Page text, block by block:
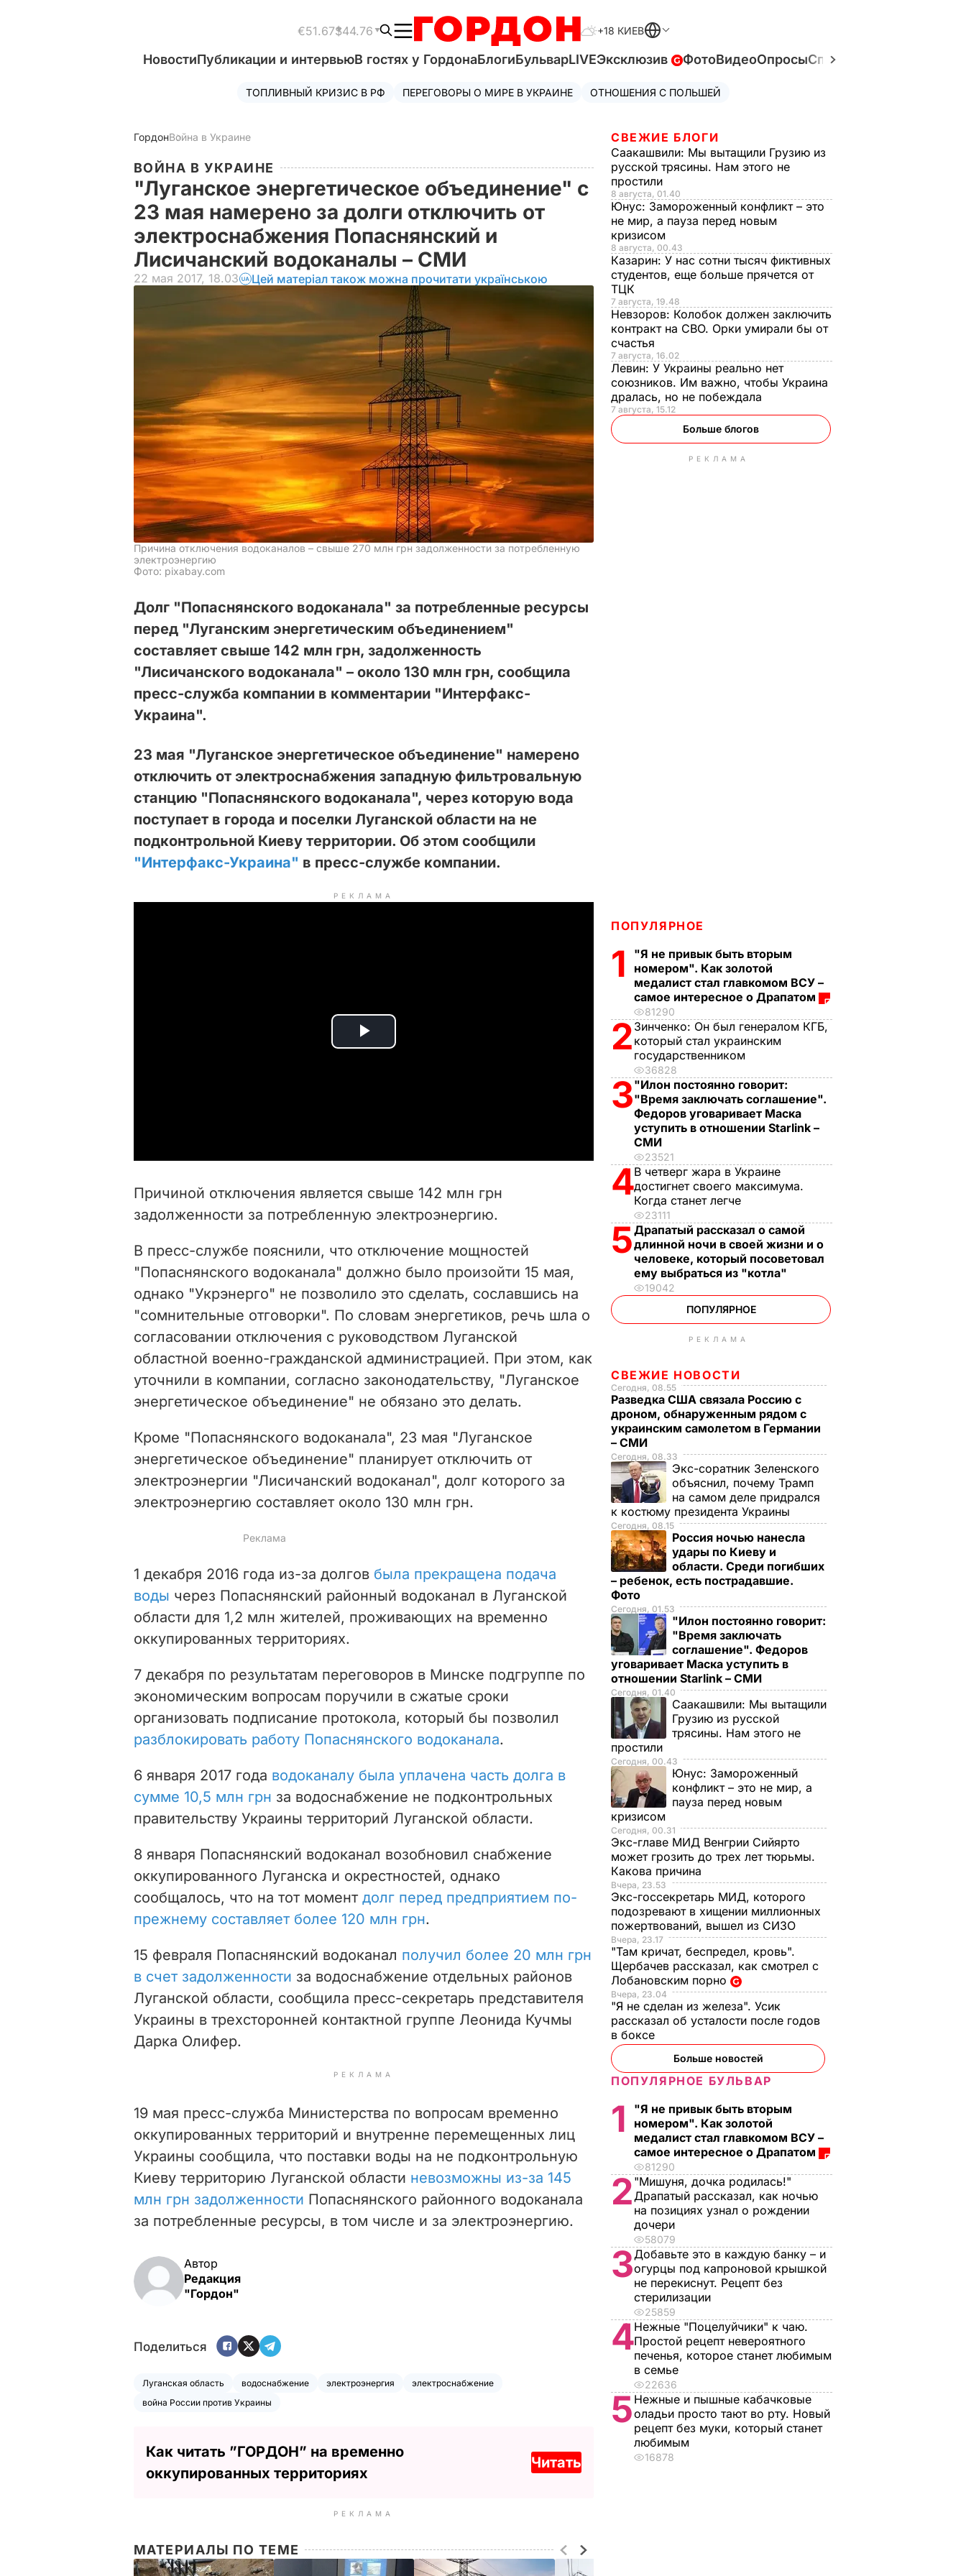
€51.67$44.76 +18 КИЕВ
НовостиПубликации и интервьюВ гостях у ГордонаБлогиБульварLIVEЭксклюзив ФотоВидеоОпросыСпецпроекты
ТОПЛИВНЫЙ КРИЗИС В РФ ПЕРЕГОВОРЫ О МИРЕ В УКРАИНЕ ОТНОШЕНИЯ С ПОЛЬШЕЙ
ГордонВойна в Украине
ВОЙНА В УКРАИНЕ
"Луганское энергетическое объединение" с
23 мая намерено за долги отключить от
электроснабжения Попаснянский и
Лисичанский водоканалы – СМИ
22 мая 2017, 18.03 Цей матеріал також можна прочитати українською
Причина отключения водоканалов – свыше 270 млн грн задолженности за потребленную
электроэнергию
Фото: pixabay.com
Долг "Попаснянского водоканала" за потребленные ресурсы
перед "Луганским энергетическим объединением"
составляет свыше 142 млн грн, задолженность
"Лисичанского водоканала" – около 130 млн грн, сообщила
пресс-служба компании в комментарии "Интерфакс-
Украина".
23 мая "Луганское энергетическое объединение" намерено
отключить от электроснабжения западную фильтровальную
станцию "Попаснянского водоканала", через которую вода
поступает в города и поселки Луганской области на не
подконтрольной Киеву территории. Об этом сообщили
"Интерфакс-Украина" в пресс-службе компании.
РЕКЛАМА
P
i
d
e
o
Причиной отключения является свыше 142 млн грн
задолженности за потребленную электроэнергию.
В пресс-службе пояснили, что отключение мощностей
"Попаснянского водоканала" должно было произойти 15 мая,
однако "Укрэнерго" не позволило это сделать, сославшись на
"сомнительные отговорки". По словам энергетиков, речь шла о
согласовании отключения с руководством Луганской
областной военно-гражданской администрацией. При этом, как
уточнили в компании, согласно законодательству, "Луганское
энергетическое объединение" не обязано это делать.
Кроме "Попаснянского водоканала", 23 мая "Луганское
энергетическое объединение" планирует отключить от
электроэнергии "Лисичанский водоканал", долг которого за
электроэнергию составляет около 130 млн грн.
1 декабря 2016 года из-за долгов была прекращена подача
воды через Попаснянский районный водоканал в Луганской
области для 1,2 млн жителей, проживающих на временно
оккупированных территориях.
7 декабря по результатам переговоров в Минске подгруппе по
экономическим вопросам поручили в сжатые сроки
организовать подписание протокола, который бы позволил
разблокировать работу Попаснянского водоканала.
6 января 2017 года водоканалу была уплачена часть долга в
сумме 10,5 млн грн за водоснабжение не подконтрольных
правительству Украины территорий Луганской области.
8 января Попаснянский водоканал возобновил снабжение
оккупированного Луганска и окрестностей, однако
сообщалось, что на тот момент долг перед предприятием по-
прежнему составляет более 120 млн грн.
15 февраля Попаснянский водоканал получил более 20 млн грн
в счет задолженности за водоснабжение отдельных районов
Луганской области, сообщила пресс-секретарь представителя
Украины в трехсторонней контактной группе Леонида Кучмы
Дарка Олифер.
РЕКЛАМА
19 мая пресс-служба Министерства по вопросам временно
оккупированных территорий и внутренне перемещенных лиц
Украины сообщила, что поставки воды на не подконтрольную
Киеву территорию Луганской области невозможны из-за 145
млн грн задолженности Попаснянского районного водоканала
за потребленные ресурсы, в том числе и за электроэнергию.
Автор
Редакция
"Гордон"
Поделиться
Луганская область водоснабжение электроэнергия
электроснабжение
война России против Украины
Как читать ”ГОРДОН” на временно
оккупированных территориях
Читать
РЕКЛАМА
МАТЕРИАЛЫ ПО ТЕМЕ
СВЕЖИЕ БЛОГИ
Саакашвили: Мы вытащили Грузию из
русской трясины. Нам этого не
простили
8 августа, 01.40
Юнус: Замороженный конфликт – это
не мир, а пауза перед новым
кризисом
8 августа, 00.43
Казарин: У нас сотни тысяч фиктивных
студентов, еще больше прячется от
ТЦК
7 августа, 19.48
Невзоров: Колобок должен заключить
контракт на СВО. Орки умирали бы от
счастья
7 августа, 16.02
Левин: У Украины реально нет
союзников. Им важно, чтобы Украина
дралась, но не побеждала
7 августа, 15.12
Больше блогов
РЕКЛАМА
ПОПУЛЯРНОЕ
1
"Я не привык быть вторым
номером". Как золотой
медалист стал главкомом ВСУ –
самое интересное о Драпатом
81290
2 Зинченко: Он был генералом КГБ,
который стал украинским
государственником
36828
3"Илон постоянно говорит:
"Время заключать соглашение".
Федоров уговаривает Маска
уступить в отношении Starlink –
СМИ
23521
4В четверг жара в Украине
достигнет своего максимума.
Когда станет легче
23111
5Драпатый рассказал о самой
длинной ночи в своей жизни и о
человеке, который посоветовал
ему выбраться из "котла"
19042
ПОПУЛЯРНОЕ
РЕКЛАМА
СВЕЖИЕ НОВОСТИ
Сегодня, 08.55
Разведка США связала Россию с
дроном, обнаруженным рядом с
украинским самолетом в Германии
– СМИ
Сегодня, 08.33
Экс-соратник Зеленского
объяснил, почему Трамп
на самом деле придрался
к костюму президента Украины
Сегодня, 08.15
Россия ночью нанесла
удары по Киеву и
области. Среди погибших
– ребенок, есть пострадавшие.
Фото
Сегодня, 01.53
"Илон постоянно говорит:
"Время заключать
соглашение". Федоров
уговаривает Маска уступить в
отношении Starlink – СМИ
Сегодня, 01.40
Саакашвили: Мы вытащили
Грузию из русской
трясины. Нам этого не
простили
Сегодня, 00.43
Юнус: Замороженный
конфликт – это не мир, а
пауза перед новым
кризисом
Сегодня, 00.31
Экс-главе МИД Венгрии Сийярто
может грозить до трех лет тюрьмы.
Какова причина
Вчера, 23.53
Экс-госсекретарь МИД, которого
подозревают в хищении миллионных
пожертвований, вышел из СИЗО
Вчера, 23.17
"Там кричат, беспредел, кровь".
Щербачев рассказал, как смотрел с
Лобановским порно
Вчера, 23.04
"Я не сделан из железа". Усик
рассказал об усталости после годов
в боксе
Больше новостей
ПОПУЛЯРНОЕ БУЛЬВАР
1
"Я не привык быть вторым
номером". Как золотой
медалист стал главкомом ВСУ –
самое интересное о Драпатом
81290
2 "Мишуня, дочка родилась!"
Драпатый рассказал, как ночью
на позициях узнал о рождении
дочери
58079
3Добавьте это в каждую банку – и
огурцы под капроновой крышкой
не перекиснут. Рецепт без
стерилизации
25859
4Нежные "Поцелуйчики" к чаю.
Простой рецепт невероятного
печенья, которое станет любимым
в семье
22636
5 Нежные и пышные кабачковые
оладьи просто тают во рту. Новый
рецепт без муки, который станет
любимым
16878